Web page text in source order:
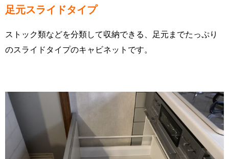
足元スライドタイプ
ストック類などを分類して収納できる、足元までたっぷり
のスライドタイプのキャビネットです。